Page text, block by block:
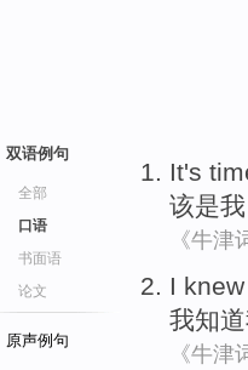
双语例句
全部
口语
书面语
论文
原声例句
It's
该是我
《牛津
I knew
我知道
《牛津